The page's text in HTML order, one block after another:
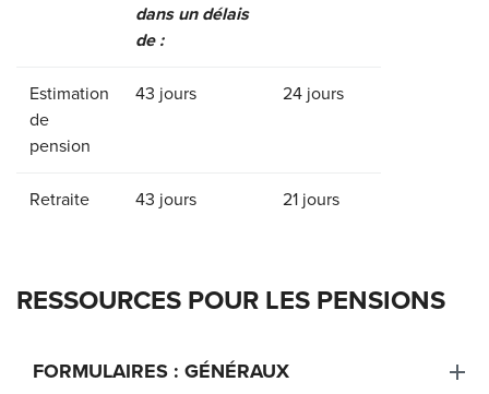
dans un délais
de :
Estimation
de
pension
43 jours 24 jours
Retraite 43 jours 21 jours
RESSOURCES POUR LES PENSIONS
FORMULAIRES : GÉNÉRAUX